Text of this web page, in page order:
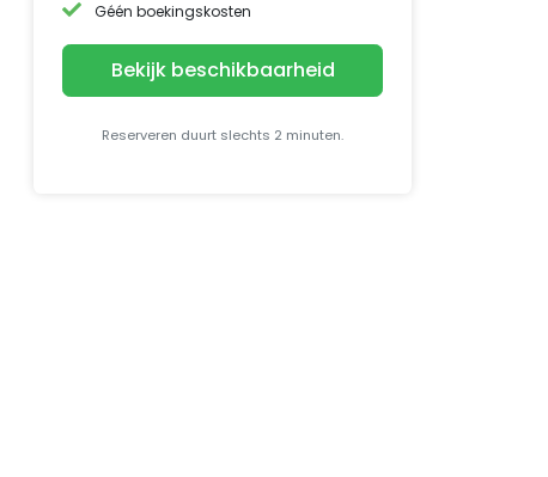
Géén boekingskosten
Bekijk beschikbaarheid
Reserveren duurt slechts 2 minuten.